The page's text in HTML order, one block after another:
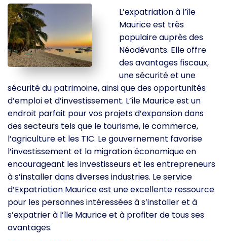
L’expatriation à l’île
Maurice est très
populaire auprès des
Néodévants. Elle offre
des avantages fiscaux,
une sécurité et une
sécurité du patrimoine, ainsi que des opportunités
d’emploi et d’investissement. L’île Maurice est un
endroit parfait pour vos projets d’expansion dans
des secteurs tels que le tourisme, le commerce,
l’agriculture et les TIC. Le gouvernement favorise
l’investissement et la migration économique en
encourageant les investisseurs et les entrepreneurs
à s’installer dans diverses industries. Le service
d’Expatriation Maurice est une excellente ressource
pour les personnes intéressées à s’installer et à
s’expatrier à l’île Maurice et à profiter de tous ses
avantages.